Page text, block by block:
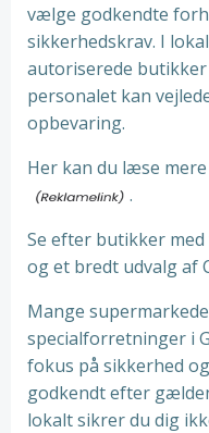
vælge godkendte
sikkerhedskrav. I
autoriserede
personalet kan
opbevaring.
Her kan du læse
.
Se efter butikker
og et bredt udvalg af
Mange
specialforretninger i
fokus på sikkerhed
godkendt efter
lokalt sikrer du dig